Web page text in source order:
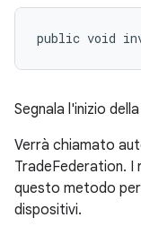
public void
Segnala l'inizio
Verrà chiamato
TradeFederation.
questo metodo
dispositivi.